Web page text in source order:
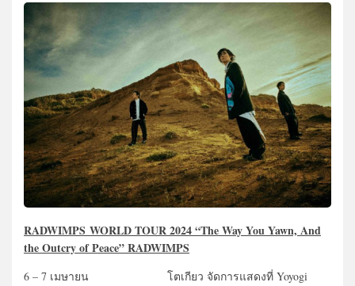
RADWIMPS WORLD TOUR 2024 “The Way You Yawn, And
the Outcry of Peace” RADWIMPS
6 – 7 เมษายน โตเกียว จัดการแสดงที่ Yoyogi